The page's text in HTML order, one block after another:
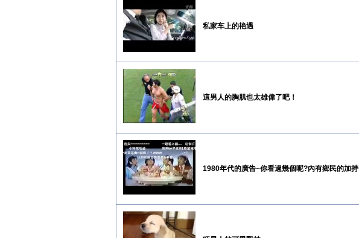
私家车上的艳遇
這男人的胸肌也太雄偉了吧！
1980年代的廣告~你看過幾個呢?內有鄉民的加持